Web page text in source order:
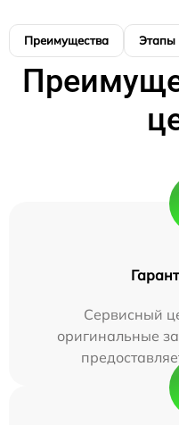
Преимущества Этапы
Сервисный
оригинальные